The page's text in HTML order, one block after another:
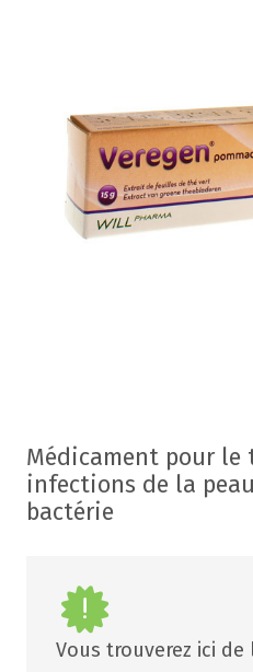
Médicament pour le
infections de la
bactérie
Vous trouverez ici